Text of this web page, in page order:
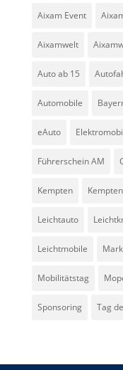
Aixam Event
Aixamwelt
Auto ab 15
Automobile
eAuto
Führerschein AM
Kempten
Leichtauto
Leichtmobile
Mobilitätstag
Sponsoring Tag